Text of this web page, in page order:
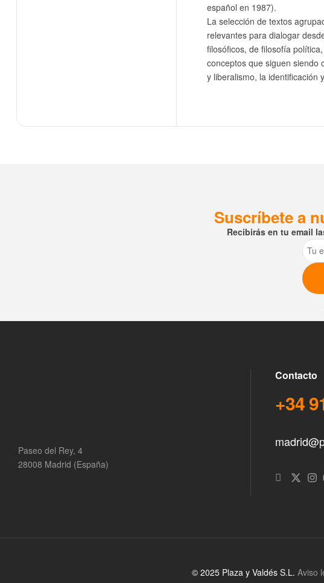
español en 1987).
La selección de textos
relevantes para dialogar
filosóficos, de filosofía
conceptos que siguen siendo
y liberalismo, la identificación
Suscríbete a
Recibirás en tu email
Email
Paseo del Rey, 4
28008 Madrid (España)
Contacto
+34
© 2025 Plaza y Valdés S.L. Aviso